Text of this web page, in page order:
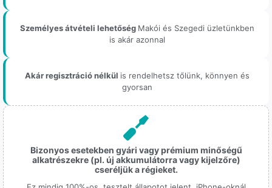
Személyes átvételi lehetőség Makói és Szegedi üzletünkben
is akár azonnal
Akár regisztráció nélkül is rendelhetsz tőlünk, könnyen és
gyorsan
Bizonyos esetekben gyári vagy prémium minőségű
alkatrészekre (pl. új akkumulátorra vagy kijelzőre)
cseréljük a régieket.